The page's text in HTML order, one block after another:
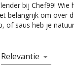
bij Chef99!
belangrijk om over
of saus heb je
zoekt die
En met ook nog
Relevantie